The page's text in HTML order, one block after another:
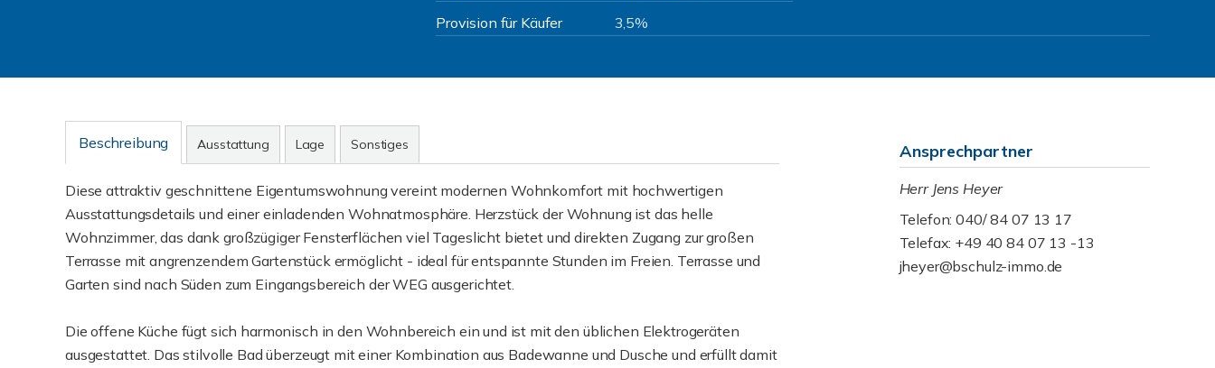
Provision für Käufer
3,5%
Beschreibung Ausstattung Lage Sonstiges
Diese attraktiv geschnittene Eigentumswohnung vereint modernen Wohnkomfort mit hochwertigen
Ausstattungsdetails und einer einladenden Wohnatmosphäre. Herzstück der Wohnung ist das helle
Wohnzimmer, das dank großzügiger Fensterflächen viel Tageslicht bietet und direkten Zugang zur großen
Terrasse mit angrenzendem Gartenstück ermöglicht - ideal für entspannte Stunden im Freien. Terrasse und
Garten sind nach Süden zum Eingangsbereich der WEG ausgerichtet.
Die offene Küche fügt sich harmonisch in den Wohnbereich ein und ist mit den üblichen Elektrogeräten
ausgestattet. Das stilvolle Bad überzeugt mit einer Kombination aus Badewanne und Dusche und erfüllt damit
Ansprechpartner
Herr Jens Heyer
Telefon: 040/ 84 07 13 17
Telefax: +49 40 84 07 13 -13
jheyer@bschulz-immo.de